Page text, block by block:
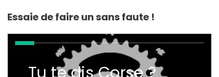
Essaie de faire un sans faute !